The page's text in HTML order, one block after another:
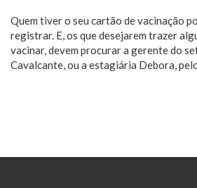
Quem tiver o seu cartão de vacinação
registrar. E, os que desejarem trazer
vacinar, devem procurar a gerente do
Cavalcante, ou a estagiária Debora,